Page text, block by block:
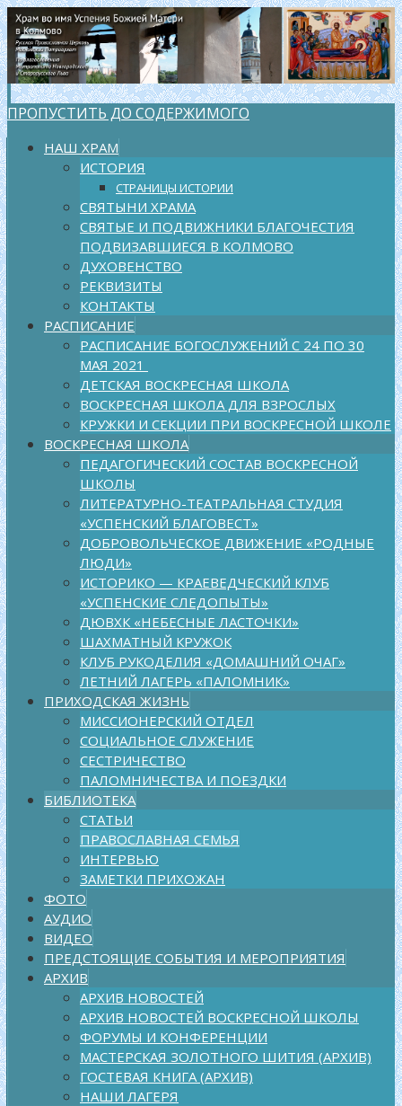
ПРОПУСТИТЬ ДО СОДЕРЖИМОГО
НАШ ХРАМ
ИСТОРИЯ
СТРАНИЦЫ ИСТОРИИ
СВЯТЫНИ ХРАМА
СВЯТЫЕ И ПОДВИЖНИКИ БЛАГОЧЕСТИЯ
ПОДВИЗАВШИЕСЯ В КОЛМОВО
ДУХОВЕНСТВО
РЕКВИЗИТЫ
КОНТАКТЫ
РАСПИСАНИЕ
РАСПИСАНИЕ БОГОСЛУЖЕНИЙ С 24 ПО 30
МАЯ 2021
ДЕТСКАЯ ВОСКРЕСНАЯ ШКОЛА
ВОСКРЕСНАЯ ШКОЛА ДЛЯ ВЗРОСЛЫХ
КРУЖКИ И СЕКЦИИ ПРИ ВОСКРЕСНОЙ ШКОЛЕ
ВОСКРЕСНАЯ ШКОЛА
ПЕДАГОГИЧЕСКИЙ СОСТАВ ВОСКРЕСНОЙ
ШКОЛЫ
ЛИТЕРАТУРНО-ТЕАТРАЛЬНАЯ СТУДИЯ
«УСПЕНСКИЙ БЛАГОВЕСТ»
ДОБРОВОЛЬЧЕСКОЕ ДВИЖЕНИЕ «РОДНЫЕ
ЛЮДИ»
ИСТОРИКО — КРАЕВЕДЧЕСКИЙ КЛУБ
«УСПЕНСКИЕ СЛЕДОПЫТЫ»
ДЮВХК «НЕБЕСНЫЕ ЛАСТОЧКИ»
ШАХМАТНЫЙ КРУЖОК
КЛУБ РУКОДЕЛИЯ «ДОМАШНИЙ ОЧАГ»
ЛЕТНИЙ ЛАГЕРЬ «ПАЛОМНИК»
ПРИХОДСКАЯ ЖИЗНЬ
МИССИОНЕРСКИЙ ОТДЕЛ
СОЦИАЛЬНОЕ СЛУЖЕНИЕ
СЕСТРИЧЕСТВО
ПАЛОМНИЧЕСТВА И ПОЕЗДКИ
БИБЛИОТЕКА
СТАТЬИ
ПРАВОСЛАВНАЯ СЕМЬЯ
ИНТЕРВЬЮ
ЗАМЕТКИ ПРИХОЖАН
ФОТО
АУДИО
ВИДЕО
ПРЕДСТОЯЩИЕ СОБЫТИЯ И МЕРОПРИЯТИЯ
АРХИВ
АРХИВ НОВОСТЕЙ
АРХИВ НОВОСТЕЙ ВОСКРЕСНОЙ ШКОЛЫ
ФОРУМЫ И КОНФЕРЕНЦИИ
МАСТЕРСКАЯ ЗОЛОТНОГО ШИТИЯ (АРХИВ)
ГОСТЕВАЯ КНИГА (АРХИВ)
НАШИ ЛАГЕРЯ